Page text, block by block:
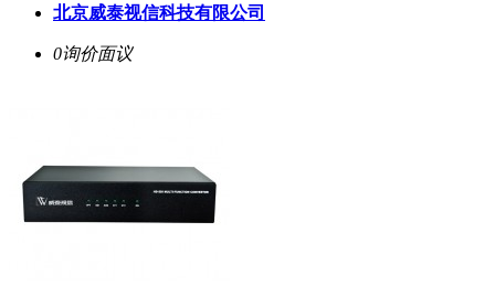
北京威泰视信科技有限公司
0询价面议